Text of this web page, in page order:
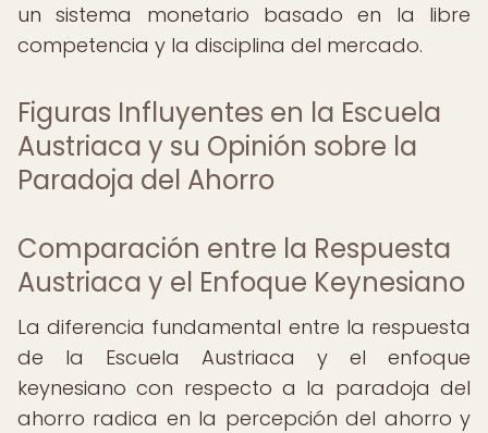
un sistema monetario basado en la libre
competencia y la disciplina del mercado.
Figuras Influyentes en la Escuela
Austriaca y su Opinión sobre la
Paradoja del Ahorro
Comparación entre la Respuesta
Austriaca y el Enfoque Keynesiano
La diferencia fundamental entre la respuesta
de la Escuela Austriaca y el enfoque
keynesiano con respecto a la paradoja del
ahorro radica en la percepción del ahorro y